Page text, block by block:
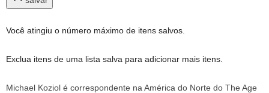
Você atingiu o número máximo de itens salvos.
Exclua itens de uma lista salva para adicionar mais itens.
Michael Koziol é correspondente na América do Norte do The Age